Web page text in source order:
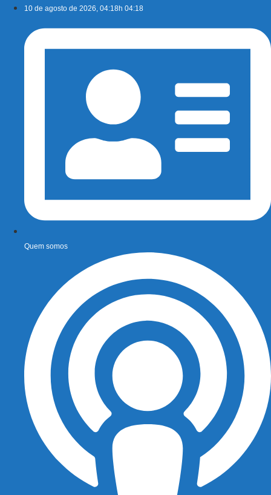
conteúdo
10 de agosto de 2026, 04:18h 04:18
Quem somos